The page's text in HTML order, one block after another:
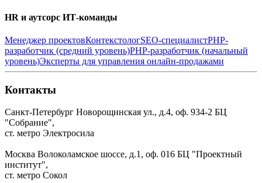
HR и аутсорс ИТ-команды
Менеджер проектовКонтекстологSEO-специалистPHP-
разработчик (средний уровень)PHP-разработчик (начальный
уровень)Эксперты для управления онлайн-продажами
Контакты
Санкт-Петербург Новорощинская ул., д.4, оф. 934-2 БЦ
"Собрание",
ст. метро Электросила
Москва Волоколамское шоссе, д.1, оф. 016 БЦ "Проектный
институт",
ст. метро Сокол